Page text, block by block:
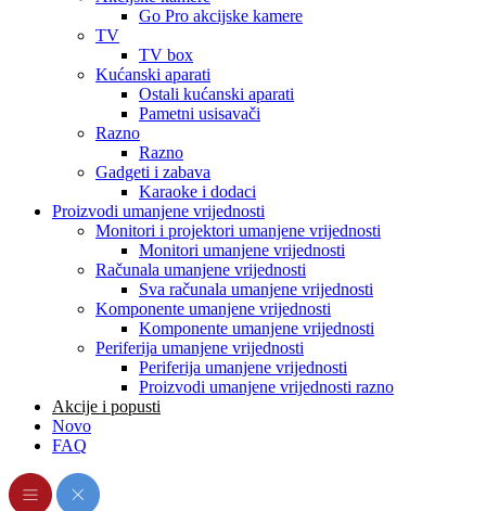
Go Pro akcijske kamere
TV
TV box
Kućanski aparati
Ostali kućanski aparati
Pametni usisavači
Razno
Razno
Gadgeti i zabava
Karaoke i dodaci
Proizvodi umanjene vrijednosti
Monitori i projektori umanjene vrijednosti
Monitori umanjene vrijednosti
Računala umanjene vrijednosti
Sva računala umanjene vrijednosti
Komponente umanjene vrijednosti
Komponente umanjene vrijednosti
Periferija umanjene vrijednosti
Periferija umanjene vrijednosti
Proizvodi umanjene vrijednosti razno
Akcije i popusti
Novo
FAQ